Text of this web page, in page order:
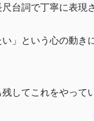
台詞で丁寧に表現
」という心の動き
してこれをやって